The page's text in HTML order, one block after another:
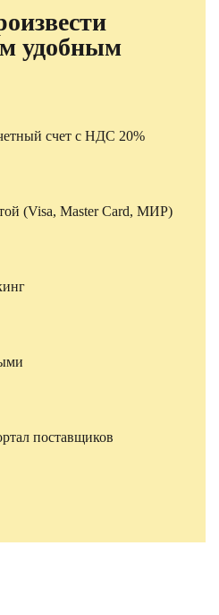
удобным
счет с НДС 20%
(Visa, Master Card, МИР)
поставщиков